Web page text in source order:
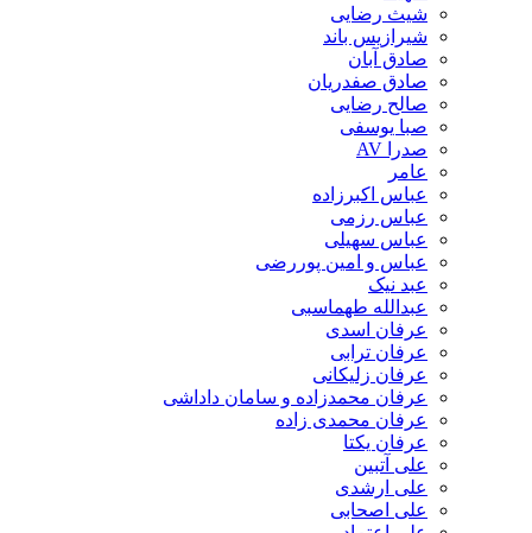
شیث رضایی
شیرازیس باند
صادق آبان
صادق صفدریان
صالح رضایی
صبا یوسفی
صدرا AV
عامر
عباس اکبرزاده
عباس رزمی
عباس سهیلی
عباس و امین پوررضی
عبد نیک
عبدالله طهماسبی‎
عرفان اسدی
عرفان ترابی
عرفان زلیکانی
عرفان محمدزاده و سامان داداشی
عرفان محمدی زاده
عرفان یکتا
علی آتبین
علی ارشدی
علی اصحابی